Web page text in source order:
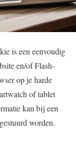
is een eenvoudig
en/of Flash-
op je harde
of tablet
kan bij een
worden.